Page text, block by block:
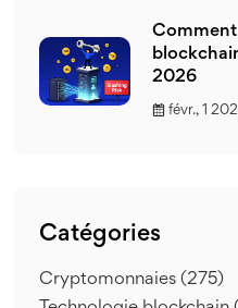
2026
févr., 1
Catégories
Cryptomonnaies (275)